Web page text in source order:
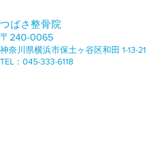
つばさ整骨院
〒240-0065
神奈川県横浜市保土ヶ谷区和田 1-13-21
TEL：045-333-6118